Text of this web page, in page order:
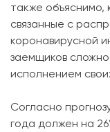
также объяснимо,
связанные с
коронавирусной
заемщиков
исполнением
Согласно
года должен на